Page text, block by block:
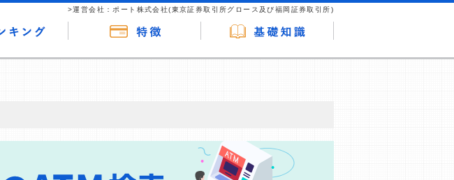
>運営会社：ポート株式会社(東京証券取引所グロース及び福岡証券取引所)
商品を根拠なくPRするものではなく、当編集部の調査／ユーザーへの口コ